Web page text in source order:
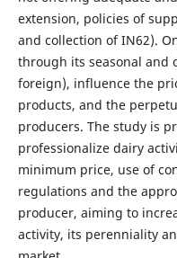
extension, policies of
and collection of IN62).
through its seasonal and
foreign), influence the
products, and the
producers. The study is
professionalize dairy
minimum price, use of
regulations and the
producer, aiming to
activity, its perenniality